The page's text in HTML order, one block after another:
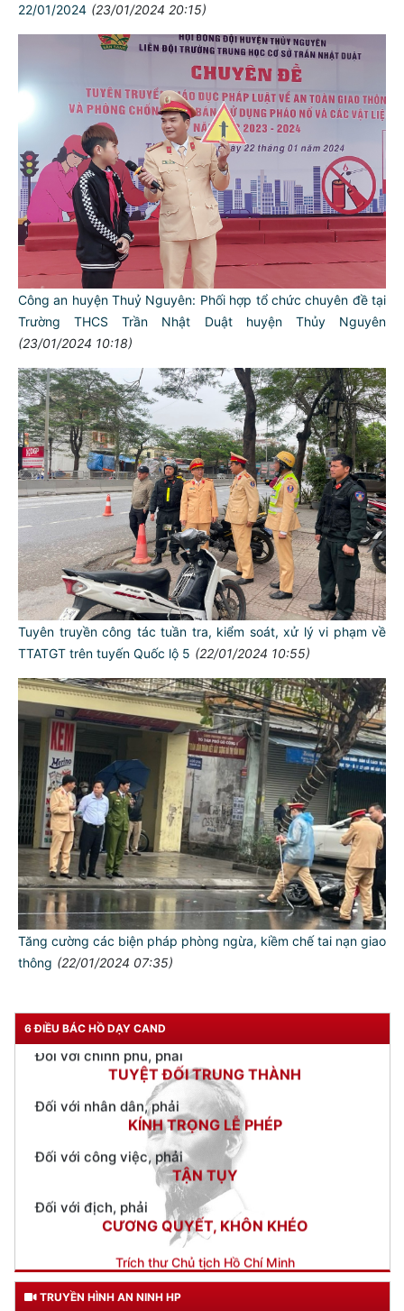
22/01/2024 (23/01/2024 20:15)
Công an huyện Thuỷ Nguyên: Phối hợp tổ chức chuyên đề tại
Trường THCS Trần Nhật Duật huyện Thủy Nguyên
(23/01/2024 10:18)
Tuyên truyền công tác tuần tra, kiểm soát, xử lý vi phạm về
TTATGT trên tuyến Quốc lộ 5 (22/01/2024 10:55)
Tăng cường các biện pháp phòng ngừa, kiềm chế tai nạn giao
thông (22/01/2024 07:35)
6 ĐIỀU BÁC HỒ DẠY CAND
TƯ CÁCH
NGƯỜI CÔNG AN CÁCH MỆNH LÀ:
Đối với tự mình, phải
CẦN, KIỆM, LIÊM, CHÍNH
Đối với đồng sự, phải
THÂN ÁI GIÚP ĐỠ
TUYỆT ĐỐI TRUNG THÀNH
Đối với nhân dân, phải
KÍNH TRỌNG LỄ PHÉP
Đối với công việc, phải
TẬN TỤY
Đối với địch, phải
CƯƠNG QUYẾT, KHÔN KHÉO
Trích thư Chủ tịch Hồ Chí Minh
gửi Công an Khu XII,
ngày 11 tháng 3 năm 1948.
TRUYỀN HÌNH AN NINH HP